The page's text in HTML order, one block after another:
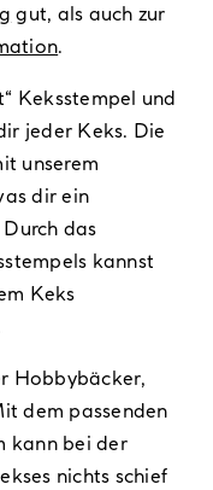
gut, als auch zur
.
Keksstempel und
jeder Keks. Die
unserem
dir ein
das
kannst
Keks
Hobbybäcker,
dem passenden
kann bei der
nichts schief